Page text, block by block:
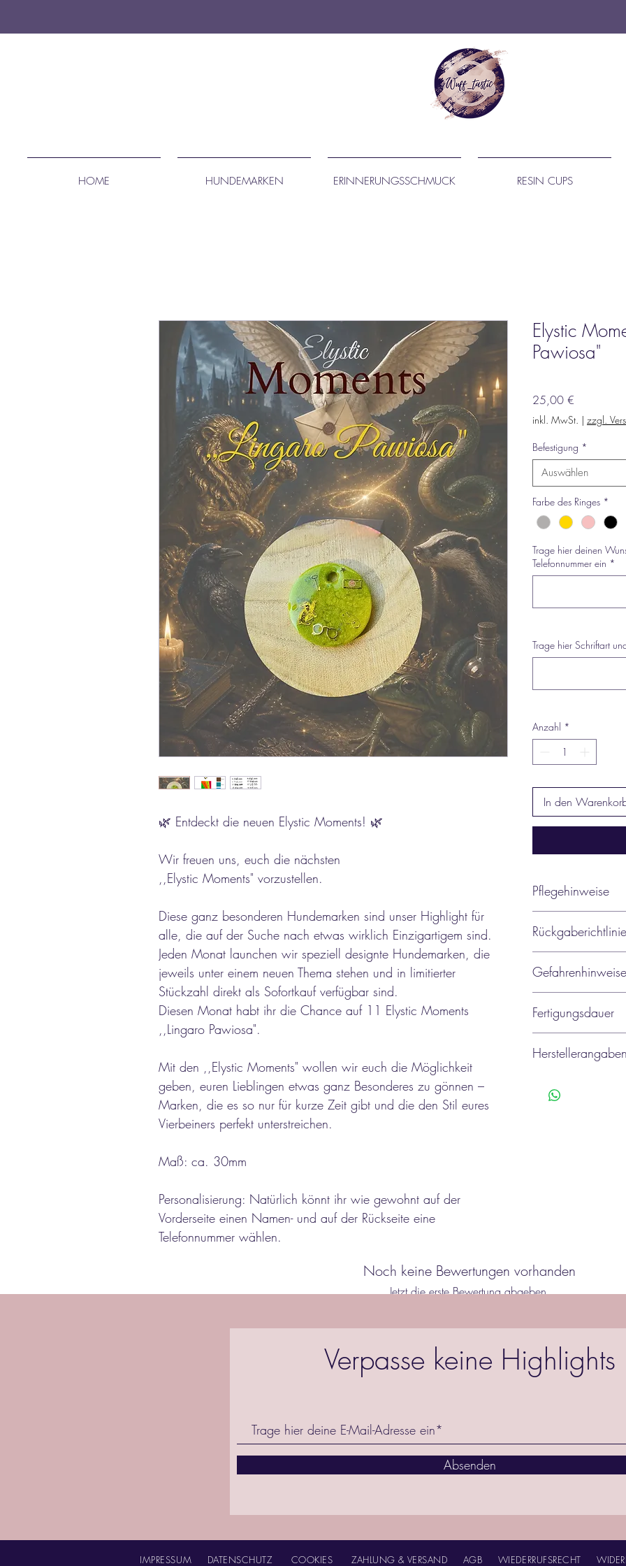
HOME HUNDEMARKEN ERINNERUNGSSCHMUCK RESIN CUPS
🌿 Entdeckt die neuen Elystic Moments! 🌿
Wir freuen uns, euch die nächsten
,,Elystic Moments" vorzustellen.
Diese ganz besonderen Hundemarken sind unser Highlight für
alle, die auf der Suche nach etwas wirklich Einzigartigem sind.
Jeden Monat launchen wir speziell designte Hundemarken, die
jeweils unter einem neuen Thema stehen und in limitierter
Stückzahl direkt als Sofortkauf verfügbar sind.
Diesen Monat habt ihr die Chance auf 11 Elystic Moments
,,Lingaro Pawiosa".
Mit den ,,Elystic Moments" wollen wir euch die Möglichkeit
geben, euren Lieblingen etwas ganz Besonderes zu gönnen –
Marken, die es so nur für kurze Zeit gibt und die den Stil eures
Vierbeiners perfekt unterstreichen.
Maß: ca. 30mm
Personalisierung: Natürlich könnt ihr wie gewohnt auf der
Vorderseite einen Namen- und auf der Rückseite eine
Telefonnummer wählen.
Elystic
Pawiosa"
25,00 €
inkl. MwSt. | zzgl.
Befestigung *
Auswählen
Farbe des Ringes *
Trage hier deinen
Telefonnummer ein *
Trage hier Schriftart
Anzahl *
In den
Pflegehinweise
Lebensdauer. Sie
können auf Dauer zu
(Schmirgeleffekt).
Bläschen, oder
geben immer unser
wird, ist sie vom
Verständnis.
Gefahrenhinweise
Hier besteht eine
Marke (oder größere
erforderlich sind.
Fertigungsdauer
Inhaberin: Kristin
Noch keine Bewertungen vorhanden
Jetzt die erste Bewertung abgeben.
Verpasse keine Highlights
Absenden
IMPRESSUM DATENSCHUTZ COOKIES ZAHLUNG & VERSAND AGB WIEDERRUFSRECHT